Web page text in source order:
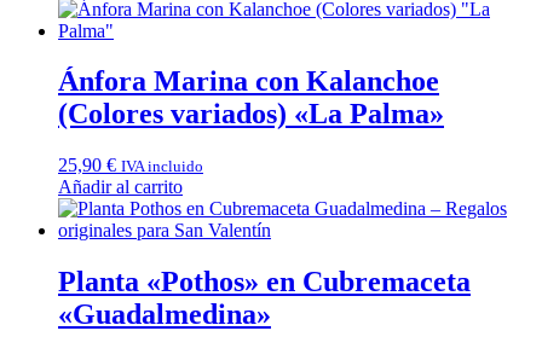
Ánfora Marina con Kalanchoe
(Colores variados) «La Palma»
25,90 € IVA incluido
Añadir al carrito
Planta «Pothos» en Cubremaceta
«Guadalmedina»